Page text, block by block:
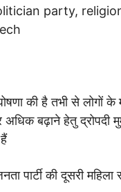
party,
की है तभी से लोगों
बढ़ाने हेतु द्रोपदी
पार्टी की दूसरी महिला